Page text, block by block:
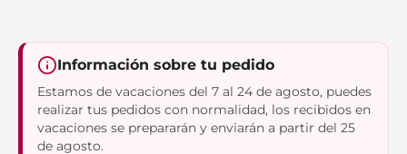
Información sobre tu pedido
Estamos de vacaciones del 7 al 24 de agosto, puedes
realizar tus pedidos con normalidad, los recibidos en
vacaciones se prepararán y enviarán a partir del 25
de agosto.